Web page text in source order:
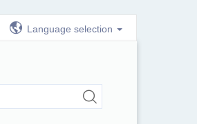
Language selection